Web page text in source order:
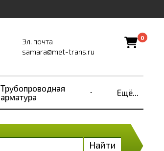
Эл. почта
samara@met-trans.ru
0
Трубопроводная
арматура
Ещё...
Найти